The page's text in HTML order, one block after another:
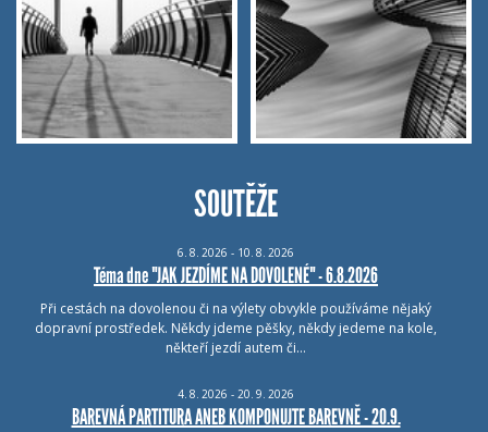
SOUTĚŽE
6. 8. 2026 - 10. 8. 2026
Téma dne "JAK JEZDÍME NA DOVOLENÉ" - 6.8.2026
Při cestách na dovolenou či na výlety obvykle používáme nějaký
dopravní prostředek. Někdy jdeme pěšky, někdy jedeme na kole,
někteří jezdí autem či…
4. 8. 2026 - 20. 9. 2026
BAREVNÁ PARTITURA ANEB KOMPONUJTE BAREVNĚ - 20.9.